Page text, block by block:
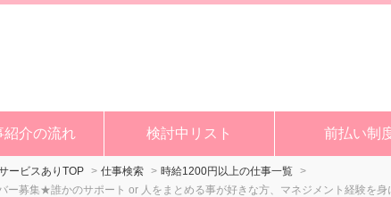
紹介の流れ 検討中リスト 前払い制
ービスありTOP 仕事検索
時給1200円以上の仕事一覧
ー募集★誰かのサポート or 人をまとめる事が好きな方、マネジメント経験を